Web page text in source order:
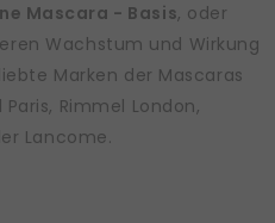
Mascara - Basis, oder
Wachstum und Wirkung
Marken der Mascaras
Rimmel London,
Lancome.